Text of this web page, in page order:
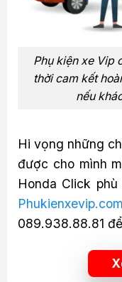
Phụ kiện xe Vip
thời cam kết
nếu
Hi vọng những
được cho mình
Honda Click
Phukienxevip.com
089.938.88.81